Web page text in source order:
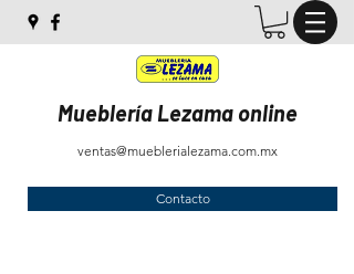
Mueblería Lezama online
ventas@mueblerialezama.com.mx
Contacto